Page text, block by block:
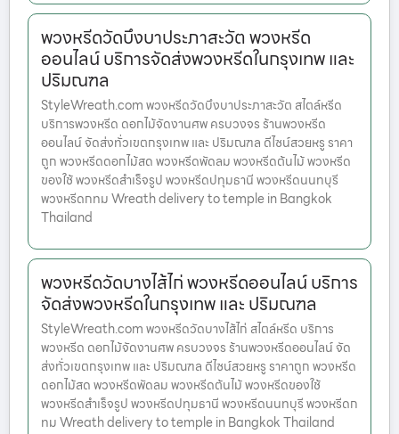
พวงหรีดวัดบึงบาประภาสะวัต พวงหรีด
ออนไลน์ บริการจัดส่งพวงหรีดในกรุงเทพ และ
ปริมณฑล
StyleWreath.com พวงหรีดวัดบึงบาประภาสะวัต สไตล์หรีด
บริการพวงหรีด ดอกไม้จัดงานศพ ครบวงจร ร้านพวงหรีด
ออนไลน์ จัดส่งทั่วเขตกรุงเทพ และ ปริมณฑล ดีไซน์สวยหรู ราคา
ถูก พวงหรีดดอกไม้สด พวงหรีดพัดลม พวงหรีดต้นไม้ พวงหรีด
ของใช้ พวงหรีดสำเร็จรูป พวงหรีดปทุมธานี พวงหรีดนนทบุรี
พวงหรีดกทม Wreath delivery to temple in Bangkok
Thailand
พวงหรีดวัดบางไส้ไก่ พวงหรีดออนไลน์ บริการ
จัดส่งพวงหรีดในกรุงเทพ และ ปริมณฑล
StyleWreath.com พวงหรีดวัดบางไส้ไก่ สไตล์หรีด บริการ
พวงหรีด ดอกไม้จัดงานศพ ครบวงจร ร้านพวงหรีดออนไลน์ จัด
ส่งทั่วเขตกรุงเทพ และ ปริมณฑล ดีไซน์สวยหรู ราคาถูก พวงหรีด
ดอกไม้สด พวงหรีดพัดลม พวงหรีดต้นไม้ พวงหรีดของใช้
พวงหรีดสำเร็จรูป พวงหรีดปทุมธานี พวงหรีดนนทบุรี พวงหรีดก
ทม Wreath delivery to temple in Bangkok Thailand